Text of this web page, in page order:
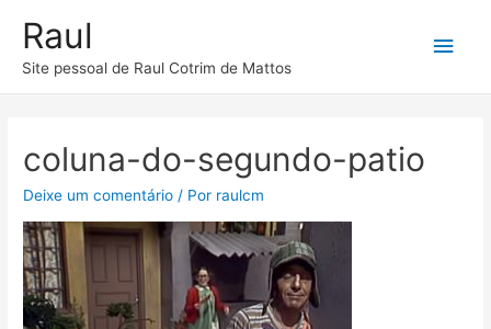
Raul
Site pessoal de Raul Cotrim de Mattos
coluna-do-segundo-patio
Deixe um comentário / Por raulcm